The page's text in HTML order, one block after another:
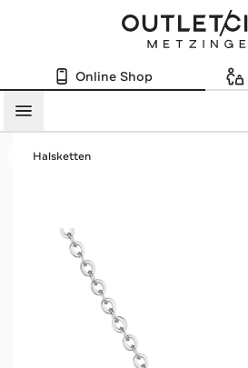
Online Shop
Menü
Halsketten